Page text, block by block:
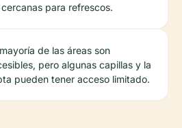
para refrescos.
de las áreas son
pero algunas capillas y la
pueden tener acceso limitado.